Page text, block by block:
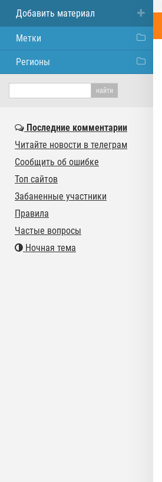
Добавить материал
Метки
Регионы
Последние комментарии
Читайте новости в телеграм
Сообщить об ошибке
Топ сайтов
Забаненные участники
Правила
Частые вопросы
Ночная тема